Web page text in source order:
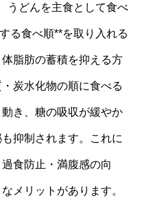
うどんを主食として食べ
る食べ順**を取り入れる
脂肪の蓄積を抑える方
炭水化物の順に食べる
き、糖の吸収が緩やか
抑制されます。これに
食防止・満腹感の向
メリットがあります。